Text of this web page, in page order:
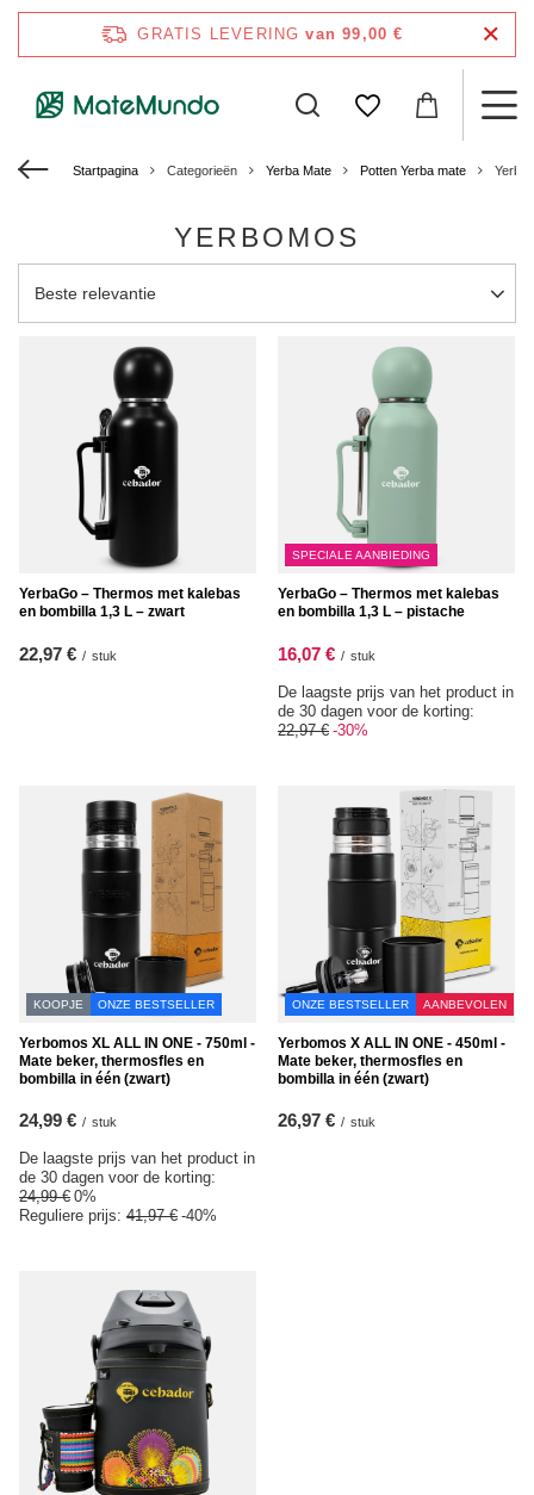
GRATIS LEVERING van 99,00 €
Startpagina Categorieën Yerba Mate Potten Yerba mate
YERBOMOS
Sortering wijzigen
Beste relevantie
YerbaGo – Thermos met kalebas
en bombilla 1,3 L – zwart
22,97 € / stuk
SPECIALE AANBIEDING
YerbaGo – Thermos met kalebas
en bombilla 1,3 L – pistache
16,07 € / stuk
De laagste prijs van het product in
de 30 dagen voor de korting:
22,97 € -30%
KOOPJE ONZE BESTSELLER
Yerbomos XL ALL IN ONE - 750ml -
Mate beker, thermosfles en
bombilla in één (zwart)
24,99 € / stuk
De laagste prijs van het product in
de 30 dagen voor de korting:
24,99 € 0%
Reguliere prijs: 41,97 € -40%
ONZE BESTSELLER AANBEVOLEN
Yerbomos X ALL IN ONE - 450ml -
Mate beker, thermosfles en
bombilla in één (zwart)
26,97 € / stuk